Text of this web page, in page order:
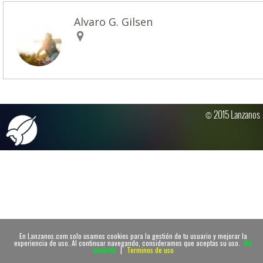
En Lanzanos.com solo usamos cookies para la gestión de tu usuario y mejorar la
experiencia de uso. Al continuar navegando, consideramos que aceptas su uso. De
acuerdo | Terminos de uso
Alvaro G. Gilsen
© 2015 Lanzanos